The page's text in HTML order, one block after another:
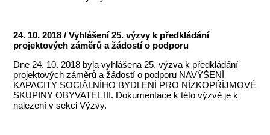
24. 10. 2018 / Vyhlášení 25. výzvy k předkládání
projektových záměrů a žádostí o podporu
Dne 24. 10. 2018 byla vyhlášena 25. výzva k předkládání
projektových záměrů a žádostí o podporu NAVÝŠENÍ
KAPACITY SOCIÁLNÍHO BYDLENÍ PRO NÍZKOPŘÍJMOVÉ
SKUPINY OBYVATEL III. Dokumentace k této výzvě je k
nalezení v sekci Výzvy.